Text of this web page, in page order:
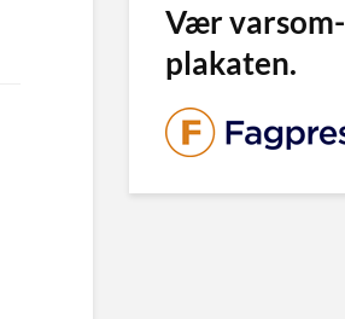
Vær varsom-
plakaten.